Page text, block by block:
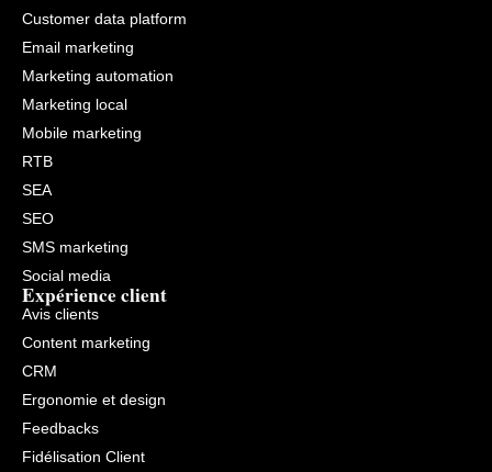
Customer data platform
Email marketing
Marketing automation
Marketing local
Mobile marketing
RTB
SEA
SEO
SMS marketing
Social media
Expérience client
Avis clients
Content marketing
CRM
Ergonomie et design
Feedbacks
Fidélisation Client